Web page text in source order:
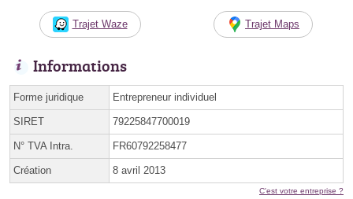
Trajet Waze Trajet Maps
Informations
Forme juridique Entrepreneur individuel
SIRET 79225847700019
N° TVA Intra. FR60792258477
Création 8 avril 2013
C'est votre entreprise ?